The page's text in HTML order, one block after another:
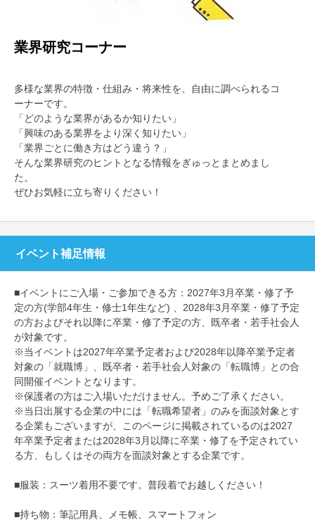
業界研究コーナー
多様な業界の特徴・仕組み・将来性を、自由に調べられるコ
ーナーです。
「どのような業界があるか知りたい」
「興味のある業界をより深く知りたい」
「業界ごとに働き方はどう違う？」
そんな業界研究のヒントとなる情報をぎゅっとまとめまし
た。
ぜひお気軽に立ち寄りください！
イベント補足情報
■イベントにご入場・ご参加できる方：2027年3月卒業・修了予
定の方(学部4年生・修士1年生など) 、2028年3月卒業・修了予定
の方およびそれ以降に卒業・修了予定の方、既卒者・若手社会人
が対象です。
※当イベントは2027年卒業予定者および2028年以降卒業予定者
対象の「就職博」、既卒者・若手社会人対象の「転職博」との合
同開催イベントとなります。
※保護者の方はご入場いただけません。予めご了承ください。
※当日出展する企業の中には「転職希望者」のみを面談対象とす
る企業もございますが、このページに掲載されているのは2027
年卒業予定者または2028年3月以降に卒業・修了を予定されてい
る方、もしくはその両方を面談対象とする企業です。
■服装：スーツ着用不要です。普段着でお越しください！
■持ち物：筆記用具、メモ帳、スマートフォン